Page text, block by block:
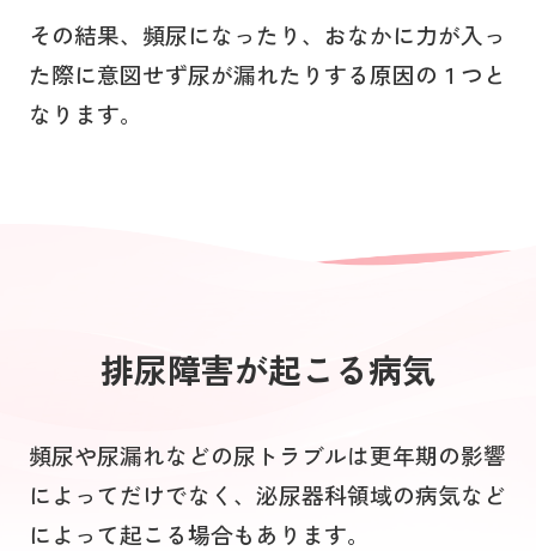
その結果、頻尿になったり、おなかに力が入っ
た際に意図せず尿が漏れたりする原因の１つと
なります。
排尿障害が起こる病気
頻尿や尿漏れなどの尿トラブルは更年期の影響
によってだけでなく、泌尿器科領域の病気など
によって起こる場合もあります。